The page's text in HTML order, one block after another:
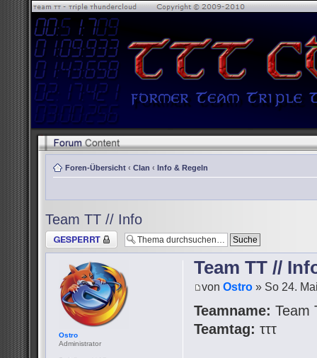
Foren-Übersicht ‹ Clan ‹ Info & Regeln
Team TT // Info
Thema gesperrt
Team TT //
vonOstro » So 24.
Teamname: Team
Teamtag: τττ
Ostro
Administrator